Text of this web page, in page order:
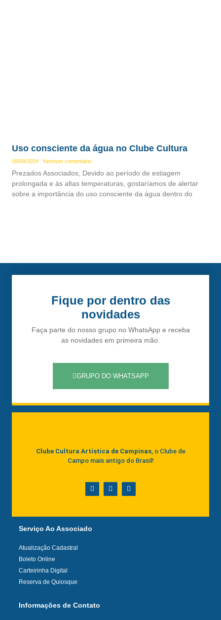
Uso consciente da água no Clube Cultura
09/09/2024 Nenhum comentário
Prezados Associados, Devido ao período de estiagem
prolongada e às altas temperaturas, gostaríamos de alertar
sobre a importância do uso consciente da água dentro do
Fique por dentro das
novidades
Faça parte do nosso grupo no WhatsApp e receba
as novidades em primeira mão.
GRUPO DO WHATSAPP
Clube Cultura Artística de Campinas, o Clube de
Campo mais antigo do Brasil!
Serviço Ao Associado
Atualização Cadastral
Boleto Online
Carteirinha Digital
Reserva de Quiosque
Informações de Contato